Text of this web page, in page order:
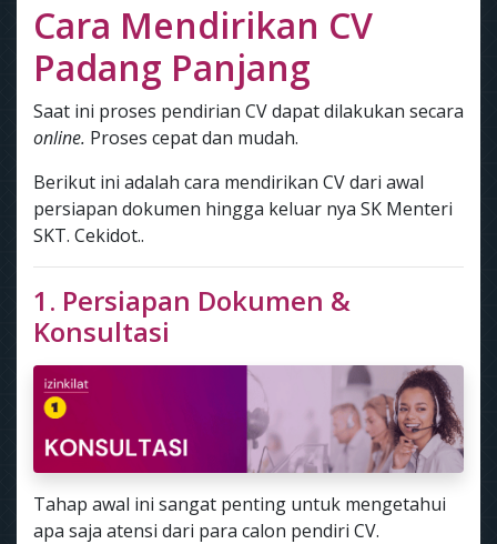
Cara Mendirikan CV
Padang Panjang
Saat ini proses pendirian CV dapat dilakukan secara
online. Proses cepat dan mudah.
Berikut ini adalah cara mendirikan CV dari awal
persiapan dokumen hingga keluar nya SK Menteri
SKT. Cekidot..
1. Persiapan Dokumen &
Konsultasi
Tahap awal ini sangat penting untuk mengetahui
apa saja atensi dari para calon pendiri CV.